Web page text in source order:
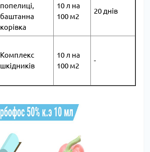
попелиці,
баштанна
корівка
10 л на
100 м2
20 днів
Комплекс
шкідників
10 л на
100 м2
-